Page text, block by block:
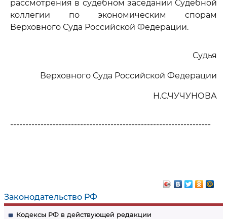
Законодательство РФ
Кодексы РФ в действующей редакции
рассмотрения в судебном заседании Судебной
коллегии по экономическим спорам
Верховного Суда Российской Федерации.
Судья
Верховного Суда Российской Федерации
Н.С.ЧУЧУНОВА
------------------------------------------------------------------